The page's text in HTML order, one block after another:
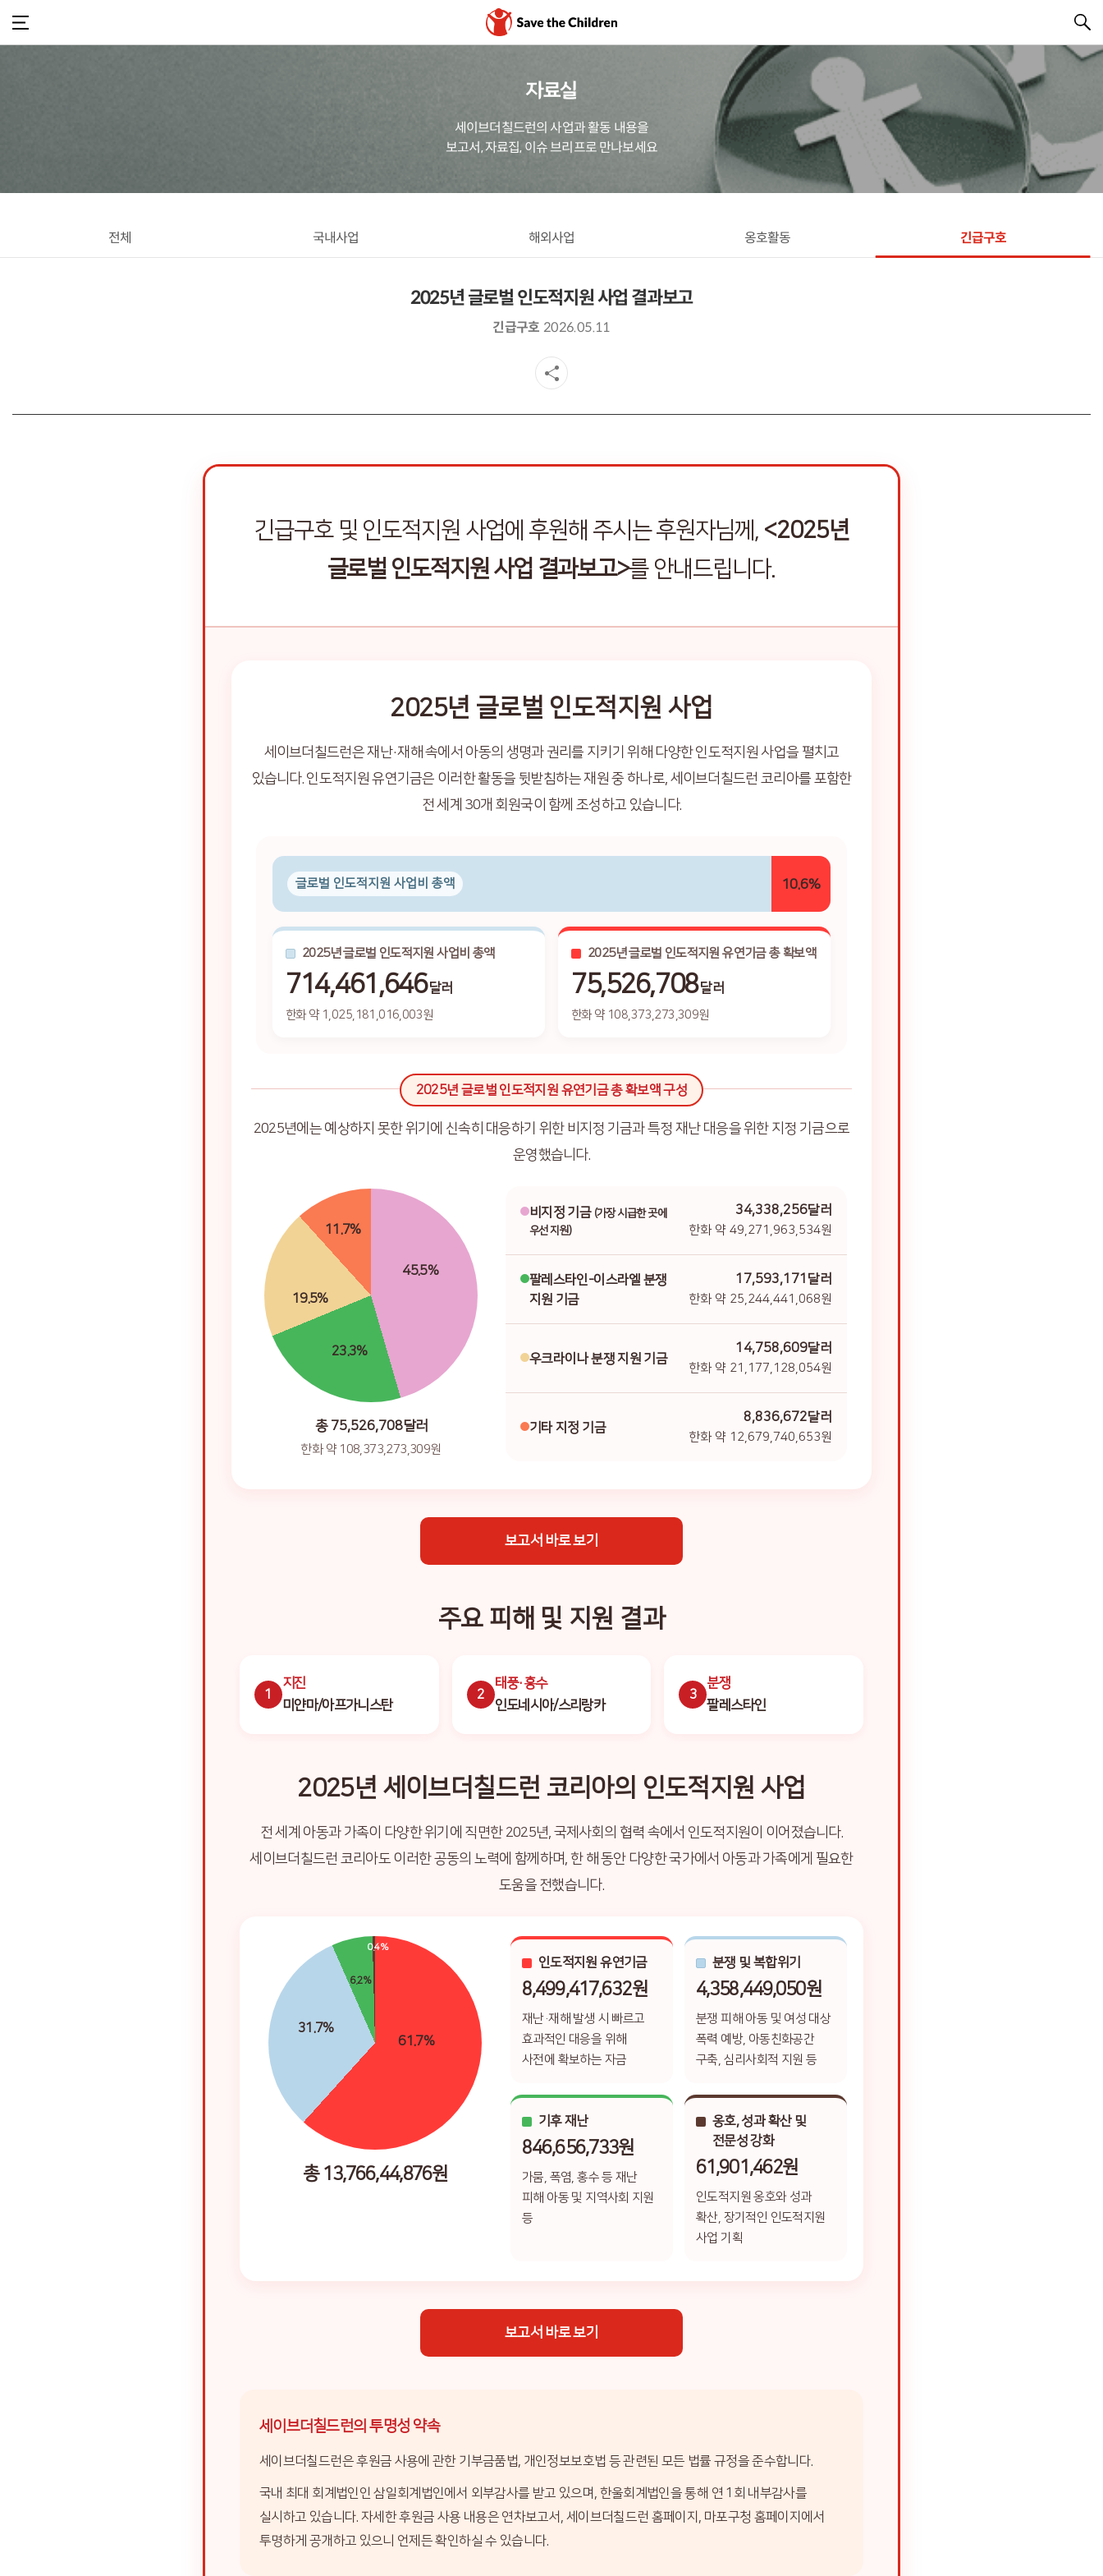
자료실
세이브더칠드런의 사업과 활동 내용을
보고서, 자료집, 이슈 브리프로 만나보세요
전체 국내사업 해외사업 옹호활동 긴급구호
2025년 글로벌 인도적지원 사업 결과보고
긴급구호 2026.05.11
긴급구호 및 인도적지원 사업에 후원해 주시는 후원자님께, <2025년
글로벌 인도적지원 사업 결과보고>를 안내드립니다.
2025년 글로벌 인도적지원 사업
세이브더칠드런은 재난·재해 속에서 아동의 생명과 권리를 지키기 위해 다양한 인도적지원 사업을 펼치고
있습니다. 인도적지원 유연기금은 이러한 활동을 뒷받침하는 재원 중 하나로, 세이브더칠드런 코리아를 포함한
전 세계 30개 회원국이 함께 조성하고 있습니다.
글로벌 인도적지원 사업비 총액 10.6%
2025년 글로벌 인도적지원 사업비 총액
714,461,646달러
한화 약 1,025,181,016,003원
2025년 글로벌 인도적지원 유연기금 총 확보액
75,526,708달러
한화 약 108,373,273,309원
2025년 글로벌 인도적지원 유연기금 총 확보액 구성
2025년에는 예상하지 못한 위기에 신속히 대응하기 위한 비지정 기금과 특정 재난 대응을 위한 지정 기금으로
운영했습니다.
45.5%
23.3%
19.5%
11.7%
총 75,526,708달러
한화 약 108,373,273,309원
비지정 기금 (가장 시급한 곳에
우선 지원)
34,338,256달러
한화 약 49,271,963,534원
팔레스타인-이스라엘 분쟁
지원 기금
17,593,171달러
한화 약 25,244,441,068원
우크라이나 분쟁 지원 기금
14,758,609달러
한화 약 21,177,128,054원
기타 지정 기금
8,836,672달러
한화 약 12,679,740,653원
보고서 바로 보기
주요 피해 및 지원 결과
1
지진
미얀마/아프가니스탄
2
태풍·홍수
인도네시아/스리랑카
3
분쟁
팔레스타인
2025년 세이브더칠드런 코리아의 인도적지원 사업
전 세계 아동과 가족이 다양한 위기에 직면한 2025년, 국제사회의 협력 속에서 인도적지원이 이어졌습니다.
세이브더칠드런 코리아도 이러한 공동의 노력에 함께하며, 한 해 동안 다양한 국가에서 아동과 가족에게 필요한
도움을 전했습니다.
61.7%
31.7%
6.2%
0.4%
총 13,766,44,876원
인도적지원 유연기금
8,499,417,632원
재난·재해 발생 시 빠르고
효과적인 대응을 위해
사전에 확보하는 자금
분쟁 및 복합위기
4,358,449,050원
분쟁 피해 아동 및 여성 대상
폭력 예방, 아동친화공간
구축, 심리사회적 지원 등
기후 재난
846,656,733원
가뭄, 폭염, 홍수 등 재난
피해 아동 및 지역사회 지원
등
옹호, 성과 확산 및
전문성 강화
61,901,462원
인도적지원 옹호와 성과
확산, 장기적인 인도적지원
사업 기획
보고서 바로 보기
세이브더칠드런의 투명성 약속
세이브더칠드런은 후원금 사용에 관한 기부금품법, 개인정보보호법 등 관련된 모든 법률 규정을 준수합니다.
국내 최대 회계법인인 삼일회계법인에서 외부감사를 받고 있으며, 한울회계법인을 통해 연 1회 내부감사를
실시하고 있습니다. 자세한 후원금 사용 내용은 연차보고서, 세이브더칠드런 홈페이지, 마포구청 홈페이지에서
투명하게 공개하고 있으니 언제든 확인하실 수 있습니다.